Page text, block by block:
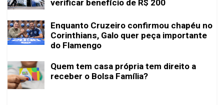
verificar benefício de R$ 200
Enquanto Cruzeiro confirmou chapéu no
Corinthians, Galo quer peça importante
do Flamengo
Quem tem casa própria tem direito a
receber o Bolsa Família?